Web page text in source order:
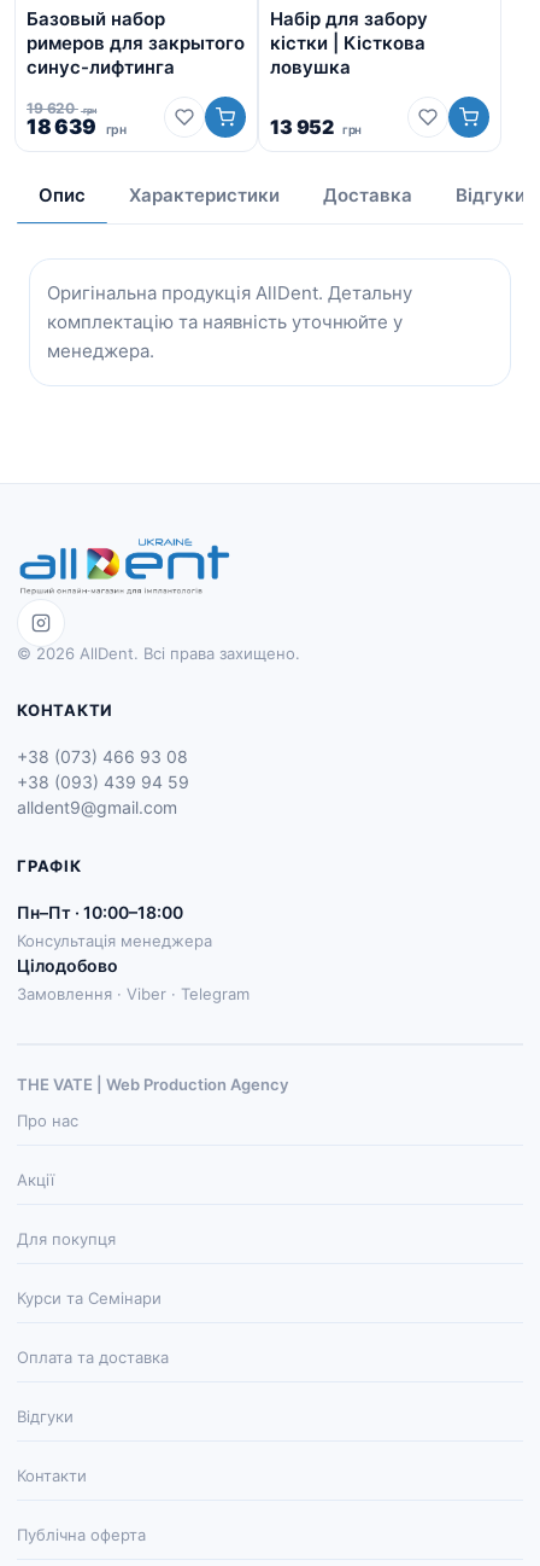
Базовый набор
римеров для закрытого
синус-лифтинга
19 620 грн
Оригінальна
ціна:
620
грн.
18 639 грнПоточна
ціна:
639
грн.
Набір для забору
кістки | Кісткова
ловушка
13 952 грн
15
Опис Характеристики Доставка Відгуки
Оригінальна продукція AllDent. Детальну
комплектацію та наявність уточнюйте у
менеджера.
© 2026 AllDent. Всі права захищено.
КОНТАКТИ
+38 (073) 466 93 08
+38 (093) 439 94 59
alldent9@gmail.com
ГРАФІК
Пн–Пт · 10:00–18:00
Консультація менеджера
Цілодобово
Замовлення · Viber · Telegram
THE VATE | Web Production Agenсy
Про нас
Акції
Для покупця
Курси та Семінари
Оплата та доставка
Відгуки
Контакти
Публічна оферта